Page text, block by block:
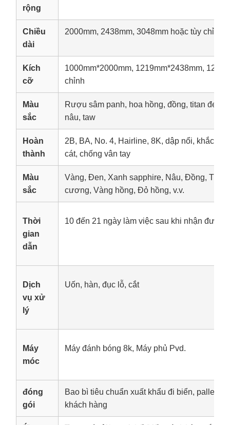
rộng
Chiều
dài
2000mm, 2438mm, 3048mm hoặc tùy chỉnh
Kích
cỡ
1000mm*2000mm, 1219mm*2438mm,
chỉnh
Màu
sắc
Rượu sâm panh, hoa hồng, đồng, titan đen,
nâu, taw
Hoàn
thành
2B, BA, No. 4, Hairline, 8K, dập nổi, khắc,
cát, chống vân tay
Màu
sắc
Vàng, Đen, Xanh sapphire, Nâu, Đồng, Tím,
cương, Vàng hồng, Đỏ hồng, v.v.
Thời
gian
dẫn
10 đến 21 ngày làm việc sau khi nhận được
Dịch
vụ xử
lý
Uốn, hàn, đục lỗ, cắt
Máy
móc
Máy đánh bóng 8k, Máy phủ Pvd.
đóng
gói
Bao bì tiêu chuẩn xuất khẩu đi biển, pallet
khách hàng